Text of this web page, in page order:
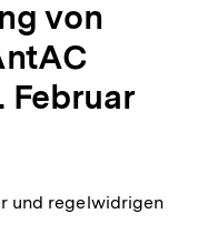
von
Februar
und regelwidrigen